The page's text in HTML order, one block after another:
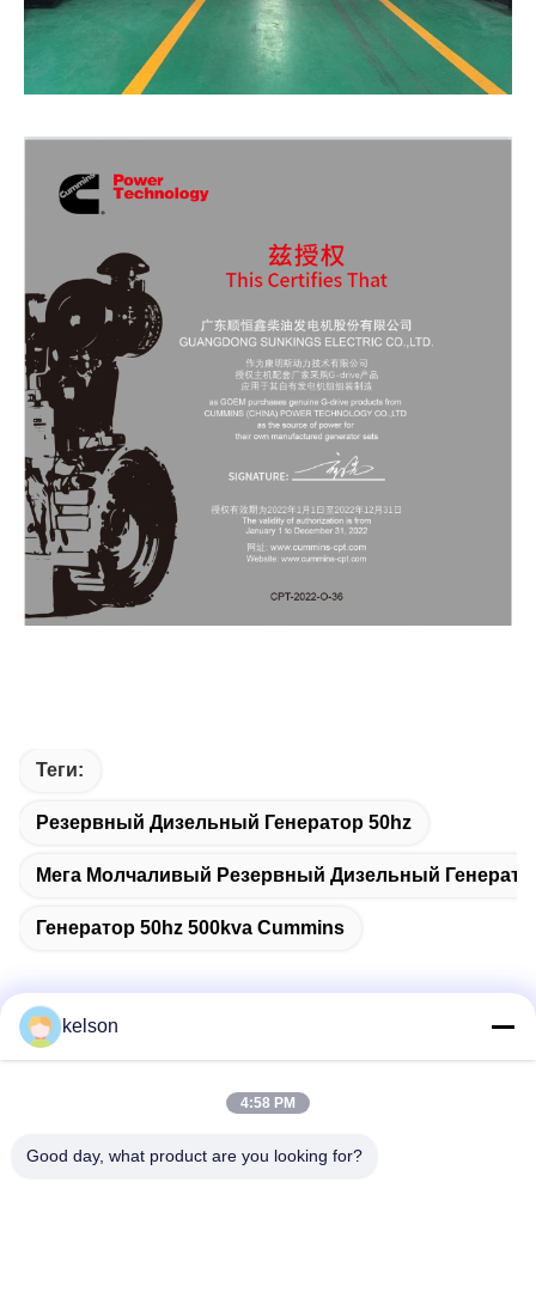
Теги:
Резервный Дизельный Генератор 50hz
Мега Молчаливый Резервный Дизельный
Генератор 50hz 500kva Cummins
Но. 1, дорога Xinglong 2-ая, индустриальная зона
kelson
4:58 PM
Good day, what product are you looking for?